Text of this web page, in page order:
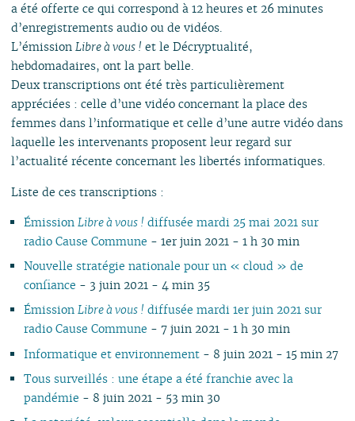
a été offerte ce qui correspond à 12 heures et 26 minutes
d’enregistrements audio ou de vidéos.
L’émissionLibre à vous ! et le Décryptualité,
hebdomadaires, ont la part belle.
Deux transcriptions ont été très particulièrement
appréciées : celle d’une vidéo concernant la place des
femmes dans l’informatique et celle d’une autre vidéo dans
laquelle les intervenants proposent leur regard sur
l’actualité récente concernant les libertés informatiques.
Liste de ces transcriptions :
ÉmissionLibre à vous ! diffusée mardi 25 mai 2021 sur
radio Cause Commune - 1er juin 2021 - 1 h 30 min
Nouvelle stratégie nationale pour un « cloud » de
confiance - 3 juin 2021 - 4 min 35
ÉmissionLibre à vous ! diffusée mardi 1er juin 2021 sur
radio Cause Commune - 7 juin 2021 - 1 h 30 min
Informatique et environnement - 8 juin 2021 - 15 min 27
Tous surveillés : une étape a été franchie avec la
pandémie - 8 juin 2021 - 53 min 30